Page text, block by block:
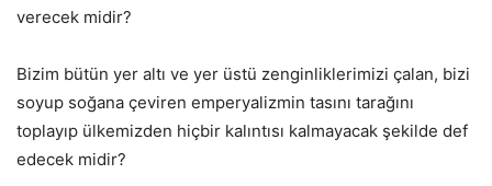
verecek midir?
Bizim bütün yer altı ve yer üstü zenginliklerimizi çalan, bizi
soyup soğana çeviren emperyalizmin tasını tarağını
toplayıp ülkemizden hiçbir kalıntısı kalmayacak şekilde def
edecek midir?